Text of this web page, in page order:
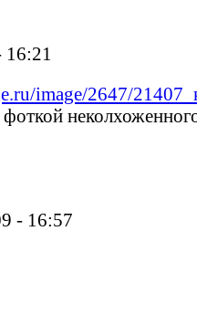
image/2647/
- 16:57